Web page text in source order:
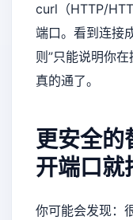
curl（HTTP/
端口。看到连接
则”只能说明你
真的通了。
更安全的
开端口就
你可能会发现：